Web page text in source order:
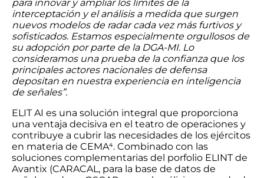
para innovar y ampliar los límites de la
interceptación y el análisis a medida que surgen
nuevos modelos de radar cada vez más furtivos y
sofisticados. Estamos especialmente orgullosos de
su adopción por parte de la DGA-MI. Lo
consideramos una prueba de la confianza que los
principales actores nacionales de defensa
depositan en nuestra experiencia en inteligencia
de señales”.
ELIT AI es una solución integral que proporciona
una ventaja decisiva en el teatro de operaciones y
contribuye a cubrir las necesidades de los ejércitos
en materia de CEMA⁴. Combinado con las
soluciones complementarias del porfolio ELINT de
Avantix (CARACAL, para la base de datos de